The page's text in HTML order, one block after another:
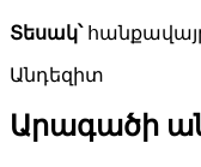
Տեսակ՝
Անդեզիտ
Արագածի